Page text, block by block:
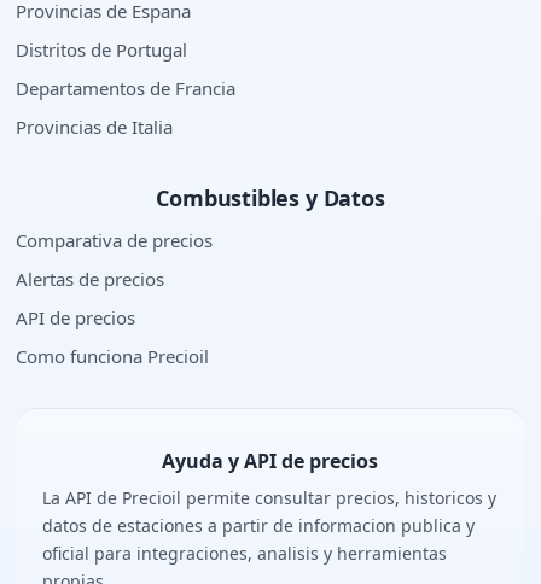
Provincias de Espana
Distritos de Portugal
Departamentos de Francia
Provincias de Italia
Combustibles y Datos
Comparativa de precios
Alertas de precios
API de precios
Como funciona Precioil
Ayuda y API de precios
La API de Precioil permite consultar precios, historicos y
datos de estaciones a partir de informacion publica y
oficial para integraciones, analisis y herramientas